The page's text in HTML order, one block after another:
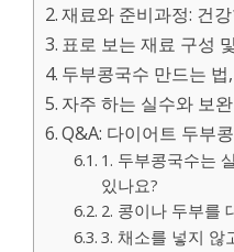
재료와 준비과정: 건
표로 보는 재료 구성
두부콩국수 만드는
자주 하는 실수와 보
Q&A: 다이어트 두부
1. 두부콩국수는
있나요?
2. 콩이나 두부를
3. 채소를 넣지 않